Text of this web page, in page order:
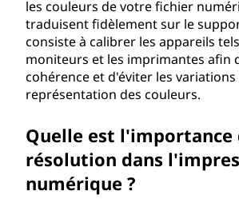
les couleurs de votre fichier
traduisent fidèlement sur le
consiste à calibrer les appareils
moniteurs et les imprimantes afin
cohérence et d'éviter les variations
représentation des couleurs.
Quelle est l'importance
résolution dans
numérique ?